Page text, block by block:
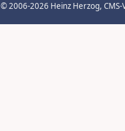
© 2006-2026 Heinz Herzog,